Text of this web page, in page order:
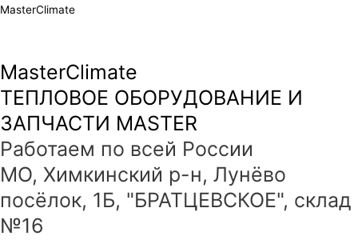
MasterClimate
MasterClimate
ТЕПЛОВОЕ ОБОРУДОВАНИЕ И
ЗАПЧАСТИ MASTER
Работаем по всей России
МО, Химкинский р-н, Лунёво
посёлок, 1Б, "БРАТЦЕВСКОЕ", склад
№16